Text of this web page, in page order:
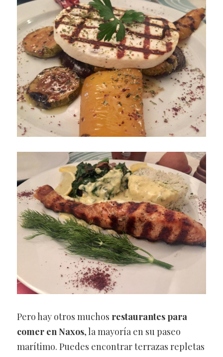
Pero hay otros muchos restaurantes para
comer en Naxos, la mayoría en su paseo
marítimo. Puedes encontrar terrazas repletas